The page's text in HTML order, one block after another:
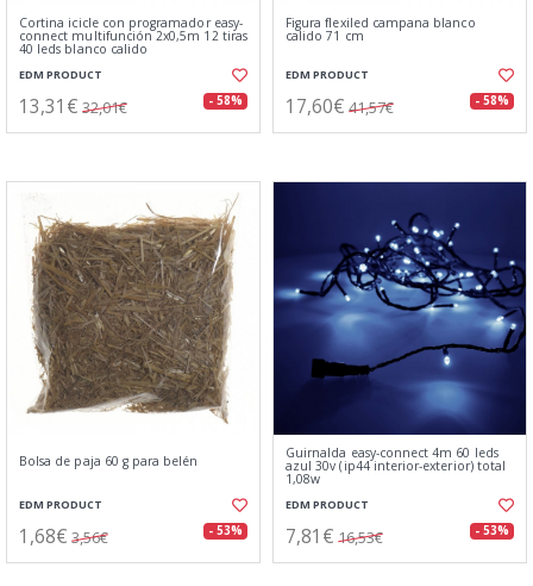
Cortina icicle con programador easy-
connect multifunción 2x0,5m 12 tiras
40 leds blanco calido
EDM PRODUCT
13,31€ 32,01€ - 58%
Figura flexiled campana blanco
calido 71 cm
EDM PRODUCT
17,60€ 41,57€ - 58%
Bolsa de paja 60 g para belén
EDM PRODUCT
1,68€ 3,56€ - 53%
Guirnalda easy-connect 4m 60 leds
azul 30v (ip44 interior-exterior) total
1,08w
EDM PRODUCT
7,81€ 16,53€ - 53%